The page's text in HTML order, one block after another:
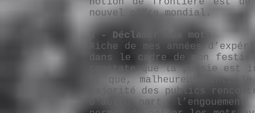
nouvel ordre mondial.
3 - Déclamer les mots
Riche de mes années
dans le cadre de mon
constate que la poésie est
Et que,
majorité des publics
D’autre part,